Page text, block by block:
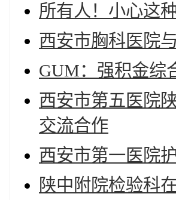
所有人！小心这
西安市胸科医院
GUM：强积金综
西安市第五医院
交流合作
西安市第一医院
陕中附院检验科